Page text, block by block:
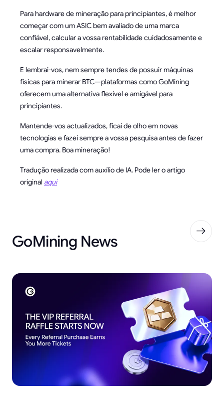
Para hardware de mineração para principiantes, é melhor
começar com um ASIC bem avaliado de uma marca
confiável, calcular a vossa rentabilidade cuidadosamente e
escalar responsavelmente.
E lembrai-vos, nem sempre tendes de possuir máquinas
físicas para minerar BTC—plataformas como GoMining
oferecem uma alternativa flexível e amigável para
principiantes.
Mantende-vos actualizados, ficai de olho em novas
tecnologias e fazei sempre a vossa pesquisa antes de fazer
uma compra. Boa mineração!
Tradução realizada com auxílio de IA. Pode ler o artigo
original aqui
GoMining News